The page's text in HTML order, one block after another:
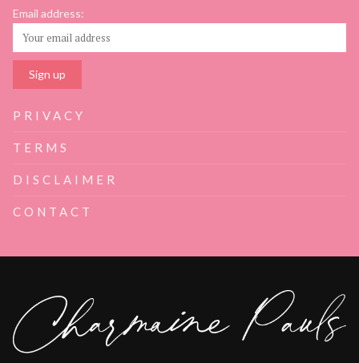
Email address:
PRIVACY
TERMS
DISCLAIMER
CONTACT